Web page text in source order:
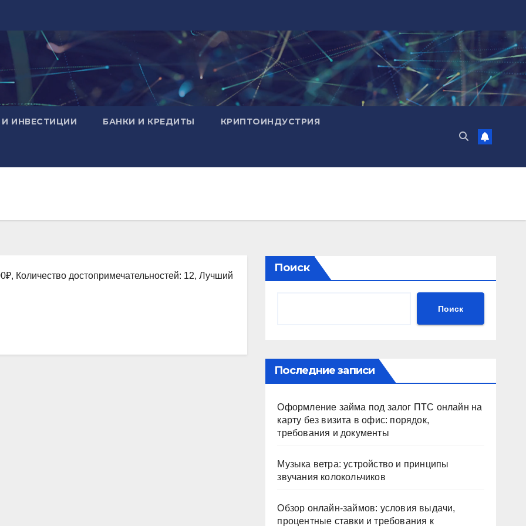
И ИНВЕСТИЦИИ БАНКИ И КРЕДИТЫ КРИПТОИНДУСТРИЯ
Количество достопримечательностей: 12, Лучший
Поиск
Поиск
Последние записи
Оформление займа под залог ПТС онлайн на
карту без визита в офис: порядок,
требования и документы
Музыка ветра: устройство и принципы
звучания колокольчиков
Обзор онлайн-займов: условия выдачи,
процентные ставки и требования к